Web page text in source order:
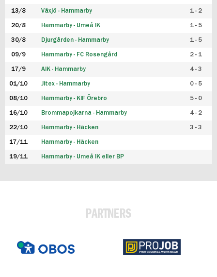
13/8 Växjö - Hammarby 1 - 2
20/8 Hammarby - Umeå IK 1 - 5
30/8 Djurgården - Hammarby 1 - 5
09/9 Hammarby - FC Rosengård 2 - 1
17/9 AIK - Hammarby 4 - 3
01/10 Jitex - Hammarby 0 - 5
08/10 Hammarby - KIF Örebro 5 - 0
16/10 Brommapojkarna - Hammarby 4 - 2
22/10 Hammarby - Häcken 3 - 3
17/11 Hammarby - Häcken
19/11 Hammarby - Umeå IK eller BP
PARTNERS